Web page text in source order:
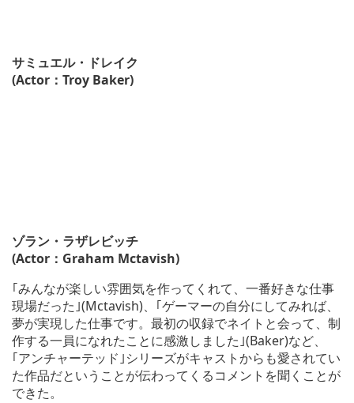
サミュエル・ドレイク
(Actor：Troy Baker)
ゾラン・ラザレビッチ
(Actor：Graham Mctavish)
｢みんなが楽しい雰囲気を作ってくれて、一番好きな仕事
現場だった｣(Mctavish)、｢ゲーマーの自分にしてみれば、
夢が実現した仕事です。最初の収録でネイトと会って、制
作する一員になれたことに感激しました｣(Baker)など、
｢アンチャーテッド｣シリーズがキャストからも愛されてい
た作品だということが伝わってくるコメントを聞くことが
できた。